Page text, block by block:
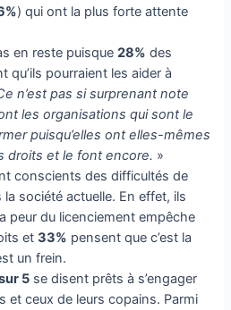
) qui ont la plus forte attente
en reste puisque28% des
qu’ils pourraient les aider à
n’est pas si surprenant note
les organisations qui sont le
puisqu’elles ont elles-mêmes
droits et le font encore. »
conscients des difficultés de
société actuelle. En effet, ils
peur du licenciement empêche
et33% pensent que c’est la
un frein.
5 se disent prêts à s’engager
et ceux de leurs copains. Parmi